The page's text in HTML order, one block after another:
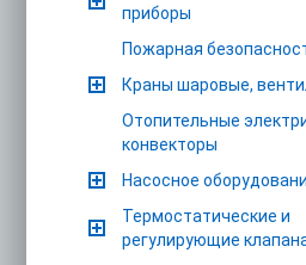
приборы
Пожарная
Краны шаровые,
Отопительные
конвекторы
Насосное
Термостатические и
регулирующие